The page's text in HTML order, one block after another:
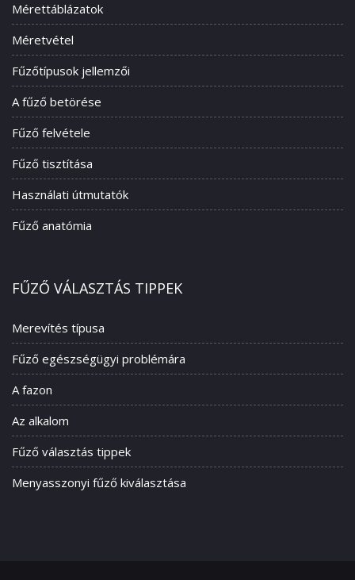
Mérettáblázatok
Méretvétel
Fűzőtípusok jellemzői
A fűző betörése
Fűző felvétele
Fűző tisztítása
Használati útmutatók
Fűző anatómia
FŰZŐ VÁLASZTÁS TIPPEK
Merevítés típusa
Fűző egészségügyi problémára
A fazon
Az alkalom
Fűző választás tippek
Menyasszonyi fűző kiválasztása